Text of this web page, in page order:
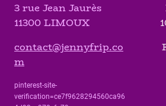
3 rue Jean Jaurès
11300 LIMOUX
contact@jennyfrip.co
m
pinterest-site-
verification=ce7f9628294560ca96